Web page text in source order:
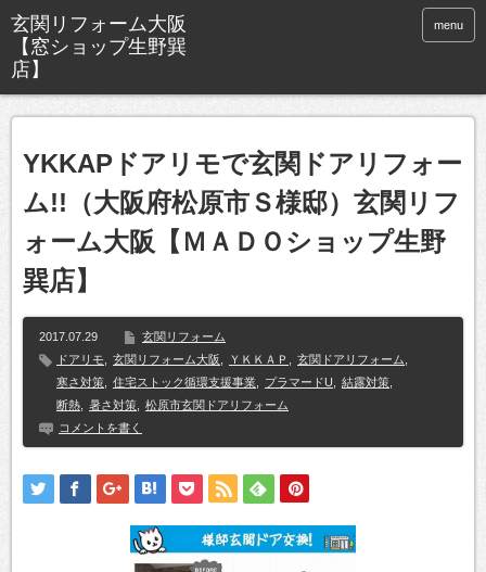
玄関リフォーム大阪
【窓ショップ生野巽
店】
menu
YKKAPドアリモで玄関ドアリフォー
ム!!（大阪府松原市Ｓ様邸）玄関リフ
ォーム大阪【ＭＡＤＯショップ生野
巽店】
2017.07.29
玄関リフォーム
ドアリモ
玄関リフォーム大阪 ＹＫＫＡＰ 玄関ドアリフォーム
寒さ対策
住宅ストック循環支援事業 プラマードU 結露対策
断熱
暑さ対策
松原市玄関ドアリフォーム
コメントを書く